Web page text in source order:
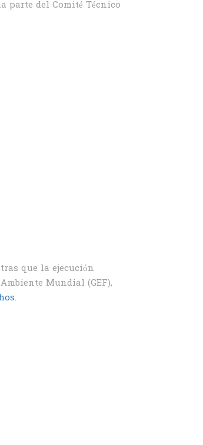
del Comité Técnico
que la ejecución
Mundial (GEF),